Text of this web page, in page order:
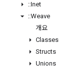
::Inet
::Weave
개요
Classes
Structs
Unions